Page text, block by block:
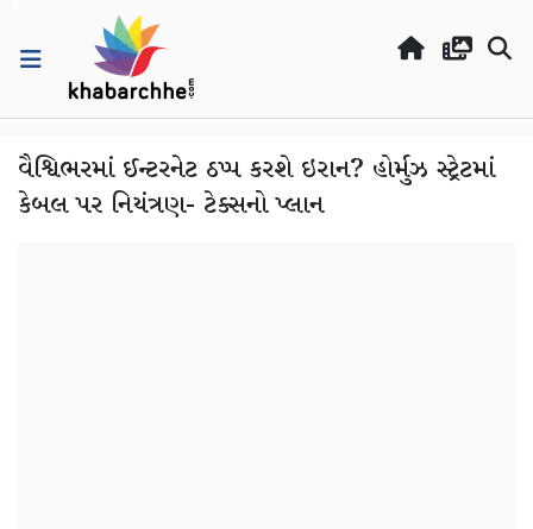
વૈશ્વિભરમાં ઈન્ટરનેટ ઠપ્પ કરશે ઇરાન? હોર્મુઝ સ્ટ્રેટમાં
કેબલ પર નિયંત્રણ- ટેક્સનો પ્લાન